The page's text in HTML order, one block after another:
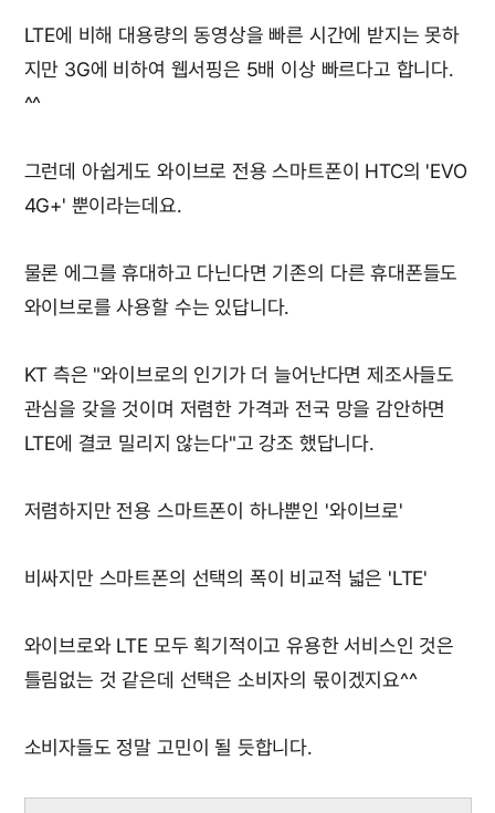
LTE에 비해 대용량의 동영상을 빠른 시간에 받지는 못하
지만 3G에 비하여 웹서핑은 5배 이상 빠르다고 합니다.
^^
그런데 아쉽게도 와이브로 전용 스마트폰이 HTC의 'EVO
4G+' 뿐이라는데요.
물론 에그를 휴대하고 다닌다면 기존의 다른 휴대폰들도
와이브로를 사용할 수는 있답니다.
KT 측은 "와이브로의 인기가 더 늘어난다면 제조사들도
관심을 갖을 것이며 저렴한 가격과 전국 망을 감안하면
LTE에 결코 밀리지 않는다"고 강조 했답니다.
저렴하지만 전용 스마트폰이 하나뿐인 '와이브로'
비싸지만 스마트폰의 선택의 폭이 비교적 넓은 'LTE'
와이브로와 LTE 모두 획기적이고 유용한 서비스인 것은
틀림없는 것 같은데 선택은 소비자의 몫이겠지요^^
소비자들도 정말 고민이 될 듯합니다.